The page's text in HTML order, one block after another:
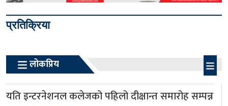
प्रतिक्रिया
लोकप्रिय
यति इन्टरनेशनल कलेजको पहिलो दीक्षान्त समारोह सम्पन्न